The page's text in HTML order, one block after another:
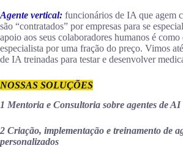
Agente vertical: funcionários de IA que agem
são “contratados” por empresas para se
apoio aos seus colaboradores humanos é
especialista por uma fração do preço. Vimos
de IA treinadas para testar e desenvolver
NOSSAS SOLUÇÕES
1 Mentoria e Consultoria sobre agentes de AI
2 Criação, implementação e treinamento de
personalizados